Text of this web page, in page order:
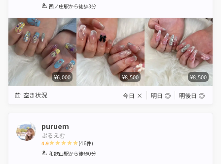
1 2 3 4 5
西ノ庄駅から徒歩3分
¥6,000 ¥8,500 ¥8,500
空き状況 今日 × 明日 ◎ 明後日 ◎
puruem
ぷるえむ
4.9
1 2 3 4 5
(46件)
和歌山駅から徒歩0分